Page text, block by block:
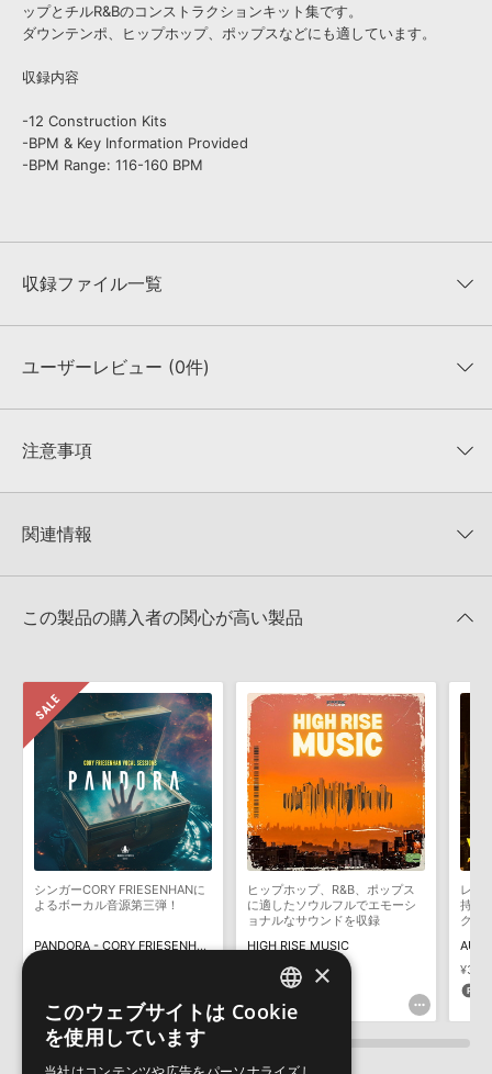
ップとチルR&Bのコンストラクションキット集です。
ダウンテンポ、ヒップホップ、ポップスなどにも適しています。
収録内容
-12 Construction Kits
-BPM & Key Information Provided
-BPM Range: 116-160 BPM
収録ファイル一覧
収録ファイル一覧
ユーザーレビュー (0件)
★★★★★
★5
★4
★1
注意事項
KONTAKTフォーマットは、
でお使いいただけます。無償版のKONTAKT PLAYERではお使いい
4GBを超えるデータに関するご注意：FAT32でフォーマットされた
きます際には、NTFSやHFS＋でフォーマットされたHDDをご用意
いただく必要がございます。
製品の購入手続き完了後、受注確認メールとシリアルナンバーをお
知らせするメールの2通が送信されます。メールに記載されており
ます説明に沿って、製品のダウンロード／導入を行って下さい。
サンプルパック製品には、原則として日本語版操作マニュアルをご
用意しておりません。ご購入後のご不明点や詳細に関するお問い合
わせなどは
テクニカルサポート
までご連絡ください。
デモソングは、製品収録サウンドを使ってできることを紹介するた
めのデモンストレーション用の楽曲です。原則として、デモソング
そのものをお使いいただくことはできません。また、デモソングを
構成する全てのサウンドが、サンプルパックに含まれていることを
ダウンロード製品という性質上、一切の返品・返金はお受け付け致
しかねます。
関連情報
この製品の購入者の関心が高い製品
シンガーCORY FRIESENHANに
よるボーカル音源第三弾！
PANDORA - CORY FRIESENHAN VOCAL SESSIONS VOL 3
ヒップホップ、R&B、ポップス
に適したソウルフルでエモーシ
ョナルなサウンドを収録
HIGH RISE MUSIC
¥3,905
195pt
レイ
持つ
ク第
ENGLISH
×
このウェブサイトは Cookie
を使用しています